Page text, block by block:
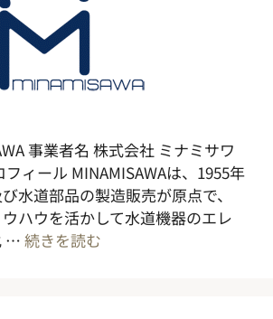
事業者名 株式会社 ミナミサワ
フィール MINAMISAWAは、1955年
水道部品の製造販売が原点で、
ハウを活かして水道機器のエレ
… 続きを読む